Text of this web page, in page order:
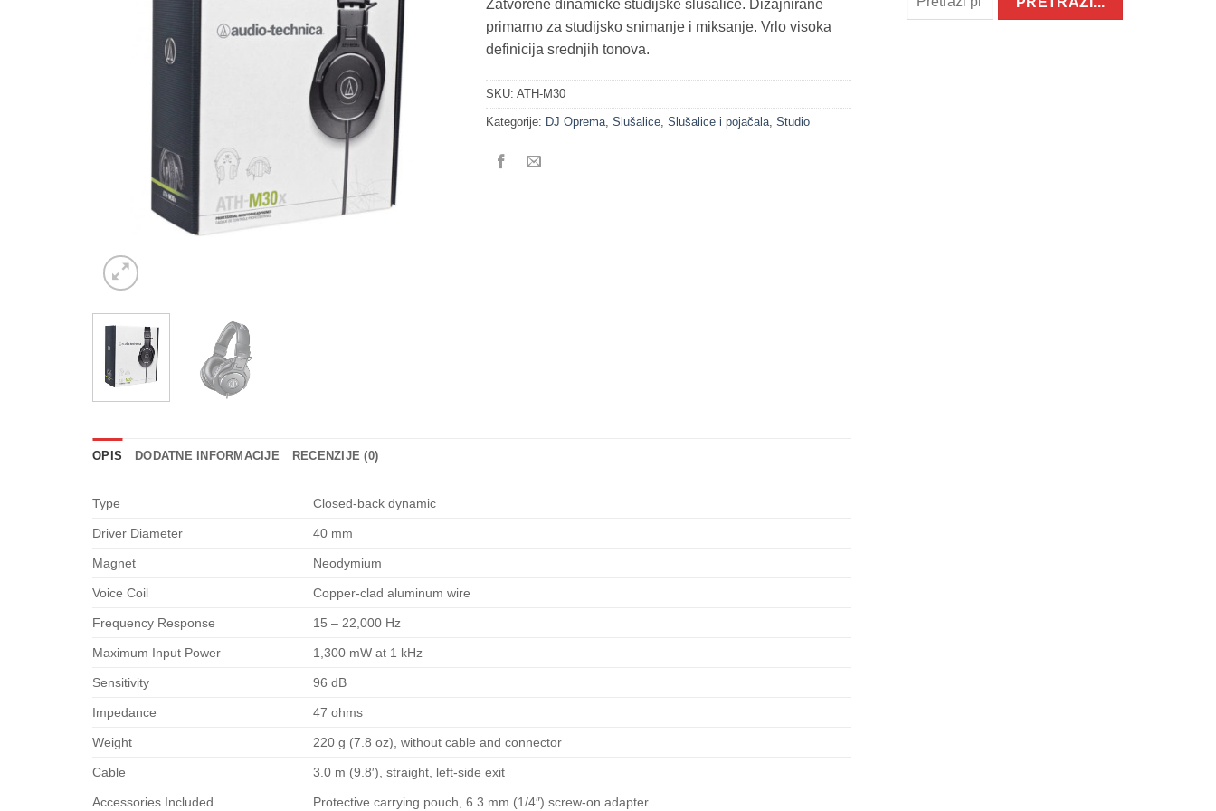
Zatvorene dinamičke studijske slušalice. Dizajnirane
primarno za studijsko snimanje i miksanje. Vrlo visoka
definicija srednjih tonova.
SKU: ATH-M30
Kategorije: DJ Oprema, Slušalice, Slušalice i pojačala, Studio
OPIS DODATNE INFORMACIJE RECENZIJE (0)
Type Closed-back dynamic
Driver Diameter 40 mm
Magnet Neodymium
Voice Coil Copper-clad aluminum wire
Frequency Response 15 – 22,000 Hz
Maximum Input Power 1,300 mW at 1 kHz
Sensitivity 96 dB
Impedance 47 ohms
Weight 220 g (7.8 oz), without cable and connector
Cable 3.0 m (9.8′), straight, left-side exit
Accessories Included Protective carrying pouch, 6.3 mm (1/4″) screw-on adapter